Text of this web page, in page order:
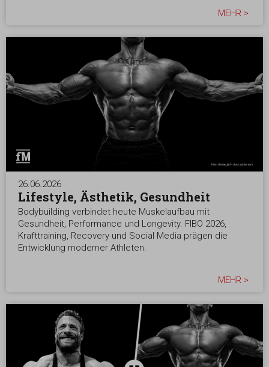
MEHR >
26.06.2026
Lifestyle, Ästhetik, Gesundheit
Bodybuilding verbindet heute Muskelaufbau mit
Gesundheit, Performance und Longevity. FIBO 2026,
Krafttraining, Recovery und Social Media prägen die
Entwicklung moderner Athleten.
MEHR >